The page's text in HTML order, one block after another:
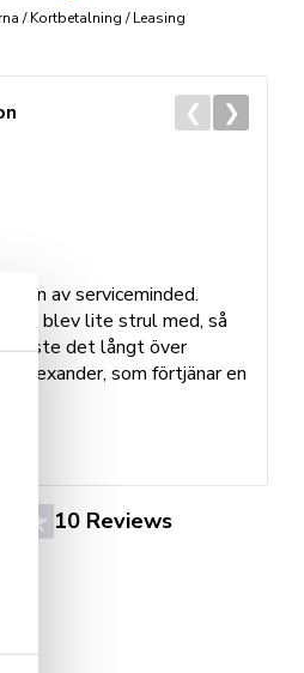
/ Kortbetalning / Leasing
10 Reviews
av serviceminded.
det blev lite strul med, så
löste det långt över
Alexander, som förtjänar en
❮ ❯